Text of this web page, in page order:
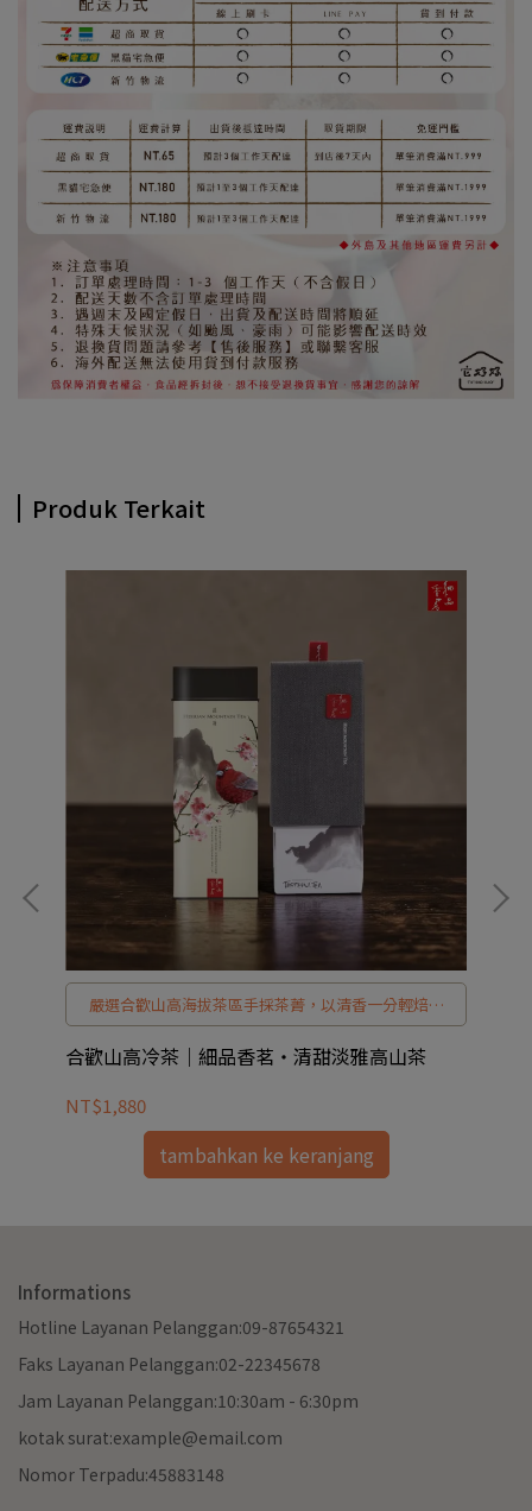
Produk Terkait
嚴選合歡山高海拔茶區手採茶菁，以清香一分輕焙火
工藝細緻製作，完整保留高冷茶純淨風味。茶湯入口
醇厚滑順，釋放近似天然蔬果調性的清甜高山香，尾
韻乾淨悠長，讓人彷彿置身雲海品茗。
合歡山高冷茶｜細品香茗・清甜淡雅高山茶
NT$1,880
tambahkan ke keranjang
Informations
Hotline Layanan Pelanggan:09-87654321
Faks Layanan Pelanggan:02-22345678
Jam Layanan Pelanggan:10:30am - 6:30pm
kotak surat:example@email.com
Nomor Terpadu:45883148